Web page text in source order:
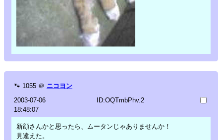
🐾 1055 ＠ ニコヨン
2003-07-06
18:48:07
ID:OQTmbPhv.2
新顔さんかと思ったら、ムータンじゃありませんか！
見違えた。